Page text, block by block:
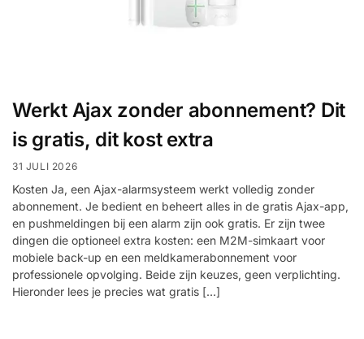
Werkt Ajax zonder abonnement? Dit
is gratis, dit kost extra
31 JULI 2026
Kosten Ja, een Ajax-alarmsysteem werkt volledig zonder
abonnement. Je bedient en beheert alles in de gratis Ajax-app,
en pushmeldingen bij een alarm zijn ook gratis. Er zijn twee
dingen die optioneel extra kosten: een M2M-simkaart voor
mobiele back-up en een meldkamerabonnement voor
professionele opvolging. Beide zijn keuzes, geen verplichting.
Hieronder lees je precies wat gratis […]